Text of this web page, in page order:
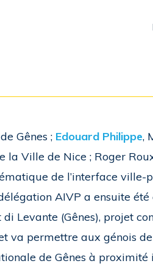
Gênes ; Edouard Philippe,
la Ville de Nice ; Roger
de l’interface ville-
AIVP a ensuite
Levante (Gênes), projet
va permettre aux génois
de Gênes à